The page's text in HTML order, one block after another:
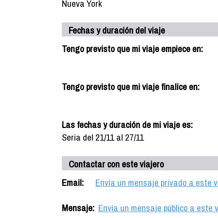
Nueva York
Fechas y duración del viaje
Tengo previsto que mi viaje empiece en:
Tengo previsto que mi viaje finalice en:
Las fechas y duración de mi viaje es:
Seria del 21/11 al 27/11
Contactar con este viajero
Email:
Envía un mensaje privado a este
Mensaje: Envía un mensaje público a este